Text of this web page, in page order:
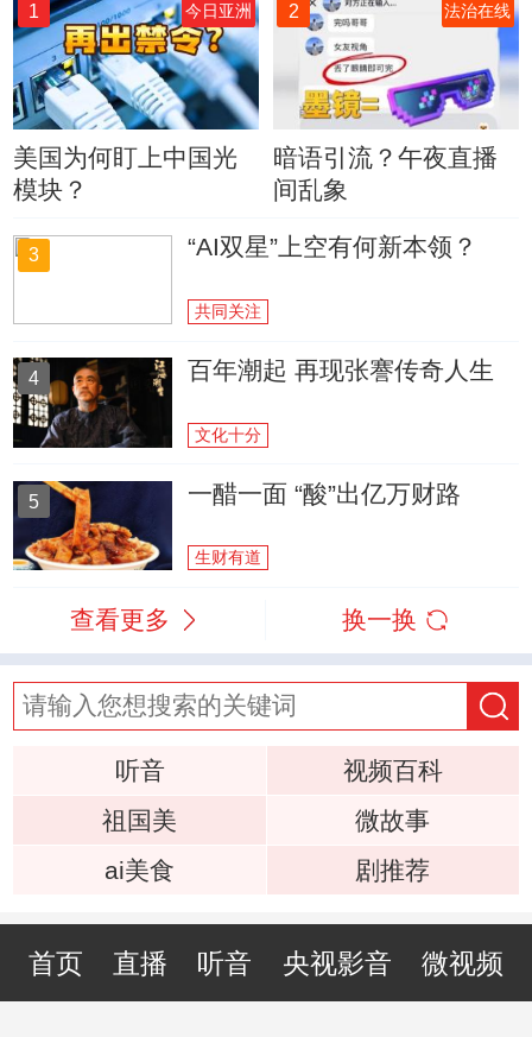
1 今日亚洲
美国为何盯上中国光
模块？
2 法治在线
暗语引流？午夜直播
间乱象
3 “AI双星”上空有何新本领？
共同关注
4 百年潮起 再现张謇传奇人生
文化十分
5 一醋一面 “酸”出亿万财路
生财有道
查看更多 换一换
听音
视频百科
祖国美
微故事
ai美食
剧推荐
首页 直播 听音 央视影音 微视频